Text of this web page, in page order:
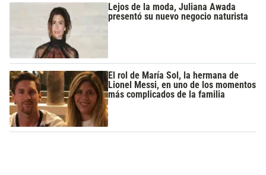
Lejos de la moda, Juliana Awada
presentó su nuevo negocio naturista
El rol de María Sol, la hermana de
Lionel Messi, en uno de los momentos
más complicados de la familia